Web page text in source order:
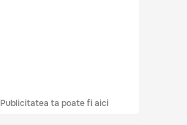
Publicitatea ta poate fi aici